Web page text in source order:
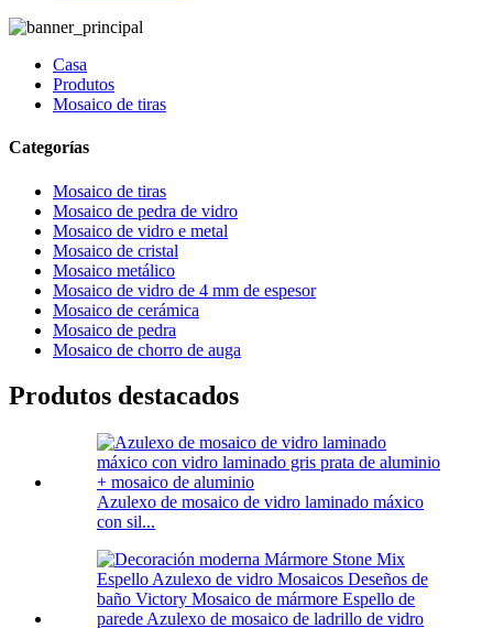
Casa
Produtos
Mosaico de tiras
Categorías
Mosaico de tiras
Mosaico de pedra de vidro
Mosaico de vidro e metal
Mosaico de cristal
Mosaico metálico
Mosaico de vidro de 4 mm de espesor
Mosaico de cerámica
Mosaico de pedra
Mosaico de chorro de auga
Produtos destacados
Azulexo de mosaico de vidro laminado máxico
con sil...